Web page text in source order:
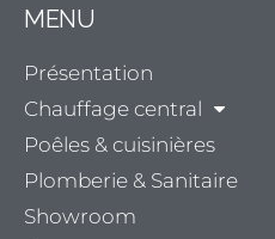
MENU
Présentation
Chauffage central
Poêles & cuisinières
Plomberie & Sanitaire
Showroom